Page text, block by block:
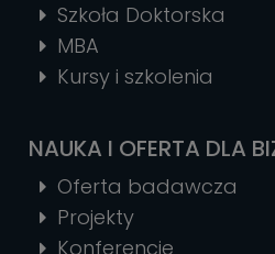
Szkoła Doktorska
MBA
Kursy i szkolenia
NAUKA I OFERTA DLA
Oferta badawcza
Projekty
Konferencje